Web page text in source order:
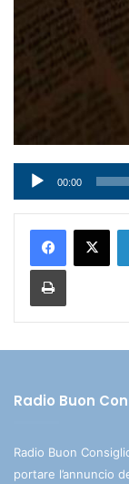
Audio
Player
00:00
Radio Buon
Radio Buon
portare l’annuncio